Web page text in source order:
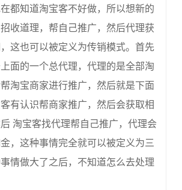
都知道淘宝客不好做，所以想新的
收道理，帮自己推广，然后代理获
这也可以被定义为传销模式。首先
面的一个总代理，代理的是全部淘
淘宝商家进行推广，然后就是下面
有认识帮商家推广，然后会获取相
淘宝客找代理帮自己推广，代理会
，这种事情完全就可以被定义为三
情做大了之后，不知道怎么去处理